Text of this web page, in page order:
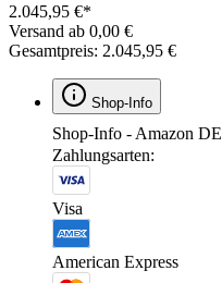
2.045,95 €*
Versand ab 0,00 €
Gesamtpreis: 2.045,95 €
Shop-Info
Shop-Info - Amazon DE
Zahlungsarten:
Visa
American Express